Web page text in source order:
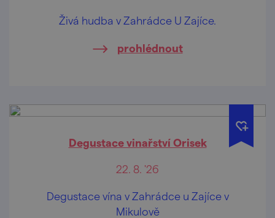
Živá hudba v Zahrádce U Zajíce.
prohlédnout
Degustace vinařství Orisek
22. 8. '26
Degustace vína v Zahrádce u Zajíce v
Mikulově